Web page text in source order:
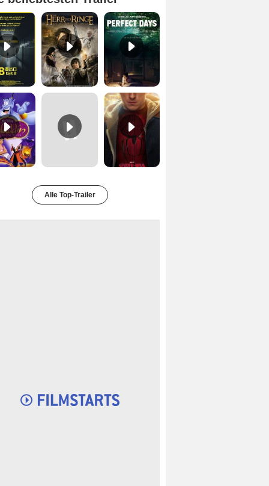
Exit 8 Trailer DF Der Herr der Ringe - Die Rückkehr des Königs Trailer OV
Uncharted Trailer OmdU Spider-Man 4: Brand New Day Trailer (3) DF
Alle Top-Trailer